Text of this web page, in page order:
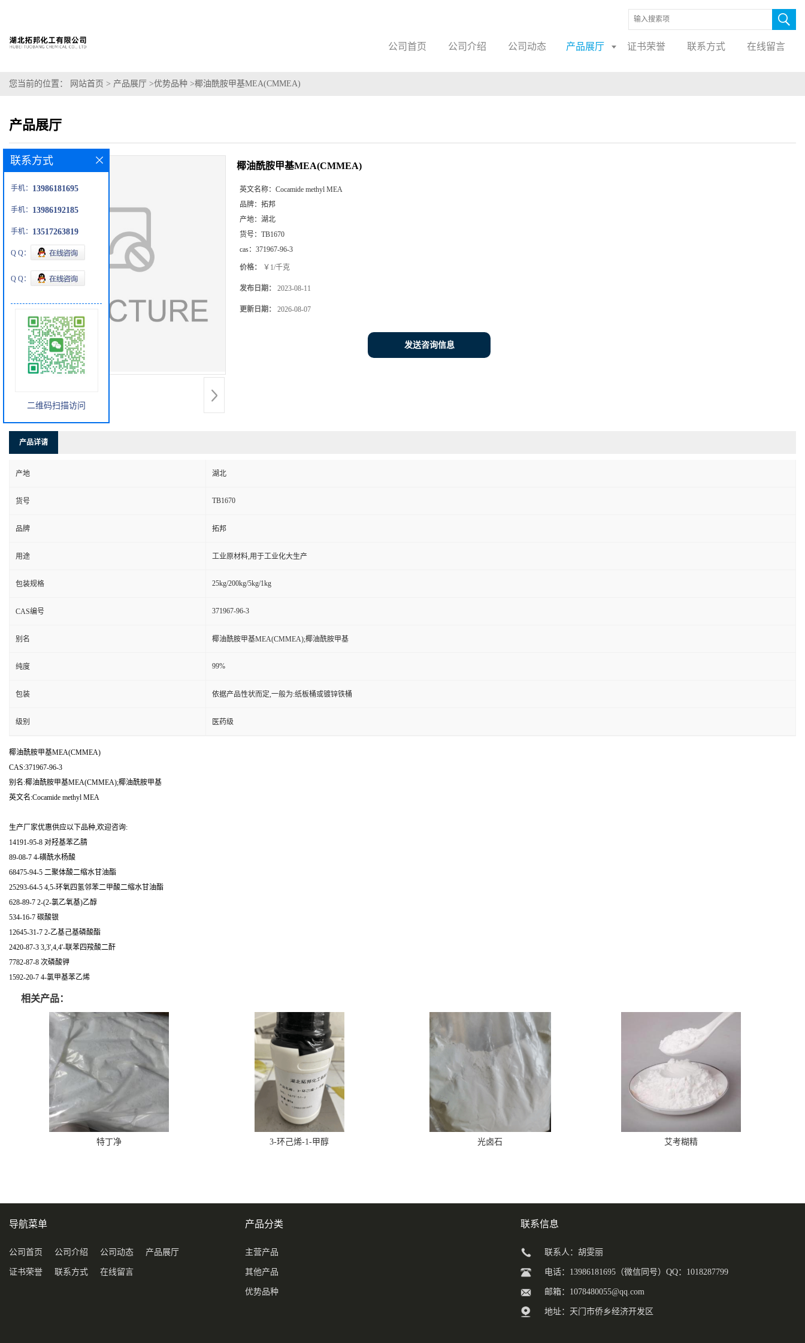
公司首页 公司介绍 公司动态 产品展厅 证书荣誉 联系方式 在线留言
您当前的位置： 网站首页 > 产品展厅 >优势品种 >椰油酰胺甲基MEA(CMMEA)
产品展厅
椰油酰胺甲基MEA(CMMEA)
英文名称： Cocamide methyl MEA
品牌： 拓邦
产地： 湖北
货号： TB1670
cas： 371967-96-3
价格： ￥1/千克
发布日期： 2023-08-11
更新日期： 2026-08-07
发送咨询信息
产品详请
产地 湖北
货号 TB1670
品牌 拓邦
用途 工业原材料,用于工业化大生产
包装规格 25kg/200kg/5kg/1kg
CAS编号 371967-96-3
别名 椰油酰胺甲基MEA(CMMEA);椰油酰胺甲基
纯度 99%
包装 依据产品性状而定,一般为:纸板桶或镀锌铁桶
级别 医药级
椰油酰胺甲基MEA(CMMEA)
CAS:371967-96-3
别名:椰油酰胺甲基MEA(CMMEA);椰油酰胺甲基
英文名:Cocamide methyl MEA
生产厂家优惠供应以下品种,欢迎咨询:
14191-95-8 对羟基苯乙腈
89-08-7 4-磺酰水杨酸
68475-94-5 二聚体酸二缩水甘油酯
25293-64-5 4,5-环氧四氢邻苯二甲酸二缩水甘油酯
628-89-7 2-(2-氯乙氧基)乙醇
534-16-7 碳酸银
12645-31-7 2-乙基己基磷酸酯
2420-87-3 3,3',4,4'-联苯四羧酸二酐
7782-87-8 次磷酸钾
1592-20-7 4-氯甲基苯乙烯
相关产品：
特丁净 3-环己烯-1-甲醇 光卤石 艾考糊精
联系方式
手机： 13986181695
手机： 13986192185
手机： 13517263819
Q Q：
Q Q：
二维码扫描访问
导航菜单
公司首页 公司介绍 公司动态 产品展厅
证书荣誉 联系方式 在线留言
产品分类
主营产品
其他产品
优势品种
联系信息
联系人：胡雯丽
电话：13986181695（微信同号）QQ：1018287799
邮箱： 1078480055@qq.com
地址：天门市侨乡经济开发区